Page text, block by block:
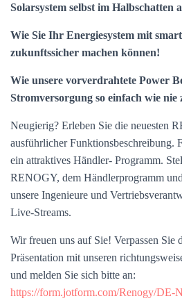
Solarsystem selbst im Halbschatten
Wie Sie Ihr Energiesystem mit
zukunftssicher machen können!
Wie unsere vorverdrahtete Power
Stromversorgung so einfach wie nie
Neugierig? Erleben Sie die neuesten
ausführlicher Funktionsbeschreibung.
ein attraktives Händler- Programm.
RENOGY, dem Händlerprogramm
unsere Ingenieure und
Live-Streams.
Wir freuen uns auf Sie! Verpassen Sie
Präsentation mit unseren
und melden Sie sich bitte an:
https://form.jotform.com/Renogy/DE-